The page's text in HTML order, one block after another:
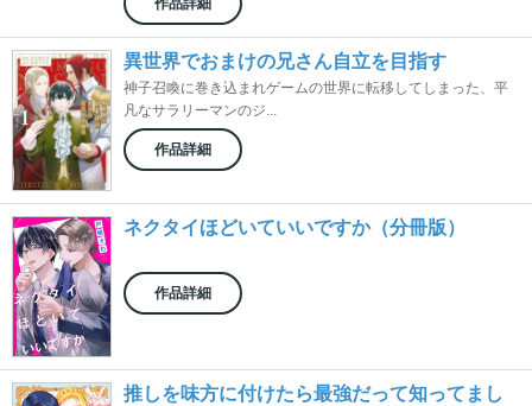
作品詳細
異世界でおまけの兄さん自立を目指す
神子召喚に巻き込まれゲームの世界に転移してしまった、平
凡なサラリーマンのジ...
作品詳細
ネクタイほどいていいですか（分冊版）
作品詳細
推しを味方に付けたら最強だって知ってまし